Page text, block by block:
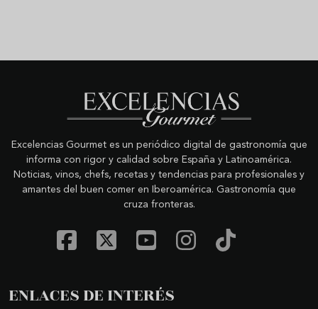
Excelencias Gourmet es un periódico digital de gastronomía que
informa con rigor y calidad sobre España y Latinoamérica.
Noticias, vinos, chefs, recetas y tendencias para profesionales y
amantes del buen comer en Iberoamérica. Gastronomía que
cruza fronteras.
ENLACES DE INTERÉS